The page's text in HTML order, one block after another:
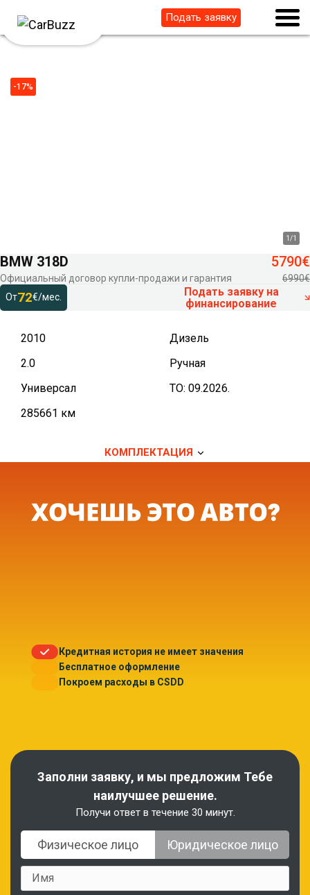
Подать заявку
1 /1
-17%
BMW 318D
Официальный договор купли-продажи и гарантия
5790€
6990€
От72€/мес.
Подать заявку на
финансирование
2010
Дизель
2.0
Ручная
Универсал
TO: 09.2026.
285661 км
КОМПЛЕКТАЦИЯ
Заполни заявку, и мы предложим Тебе
наилучшее решение.
Получи ответ в течение 30 минут.
Физическое лицо Юридическое лицо
Кредитная история не имеет значения
Бесплатное оформление
Покроем расходы в CSDD